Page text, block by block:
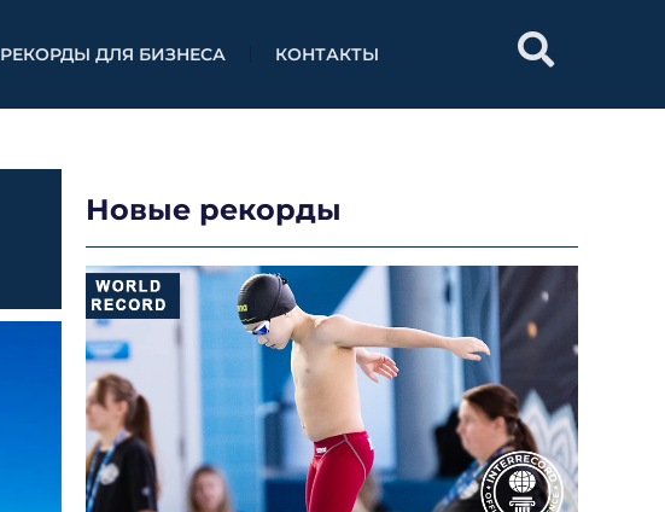
РЕКОРДЫ ДЛЯ БИЗНЕСА КОНТАКТЫ
Новые рекорды